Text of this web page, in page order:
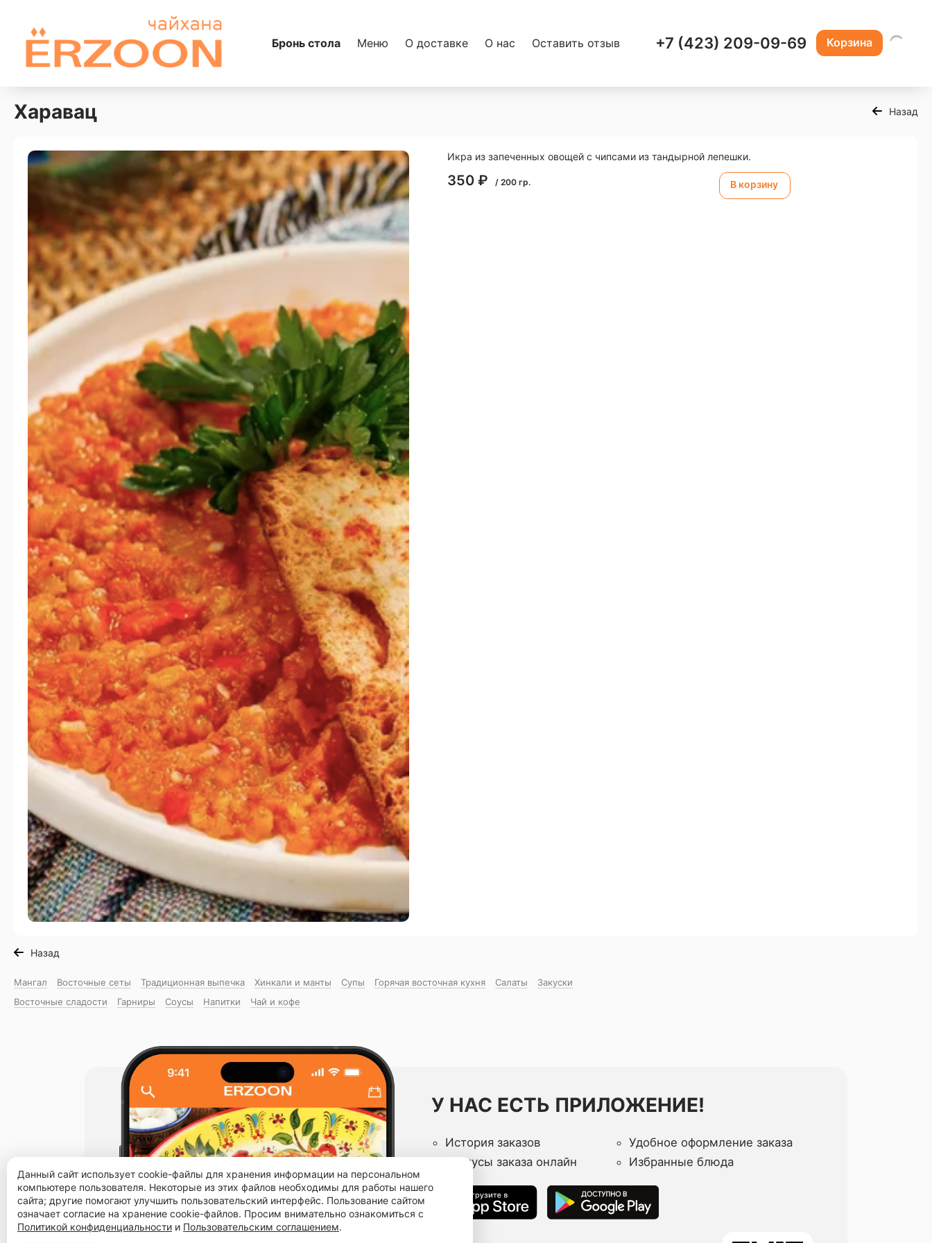
Бронь стола Меню О доставке О нас Оставить отзыв +7 (423) 209-09-69 Корзина
Харавац Назад
Икра из запеченных овощей с чипсами из тандырной лепешки.
350 ₽ / 200 гр. В корзину
Назад
Мангал Восточные сеты Традиционная выпечка Хинкали и манты Супы Горячая восточная куxня Салаты
Закуски
Восточные сладости
Гарниры Соусы Напитки Чай и кофе
У НАС ЕСТЬ ПРИЛОЖЕНИЕ!
История заказов
Удобное оформление заказа
Статусы заказа онлайн
Избранные блюда
Данный сайт использует cookie-файлы для хранения информации на персональном
компьютере пользователя. Некоторые из этих файлов необходимы для работы нашего
сайта; другие помогают улучшить пользовательский интерфейс. Пользование сайтом
означает согласие на хранение cookie-файлов. Просим внимательно ознакомиться с
Политикой конфиденциальности и Пользовательским соглашением.